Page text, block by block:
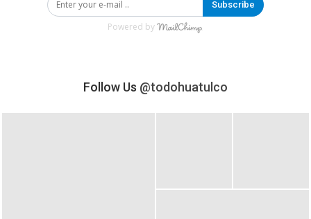
Subscribe
Powered by
Follow Us @todohuatulco